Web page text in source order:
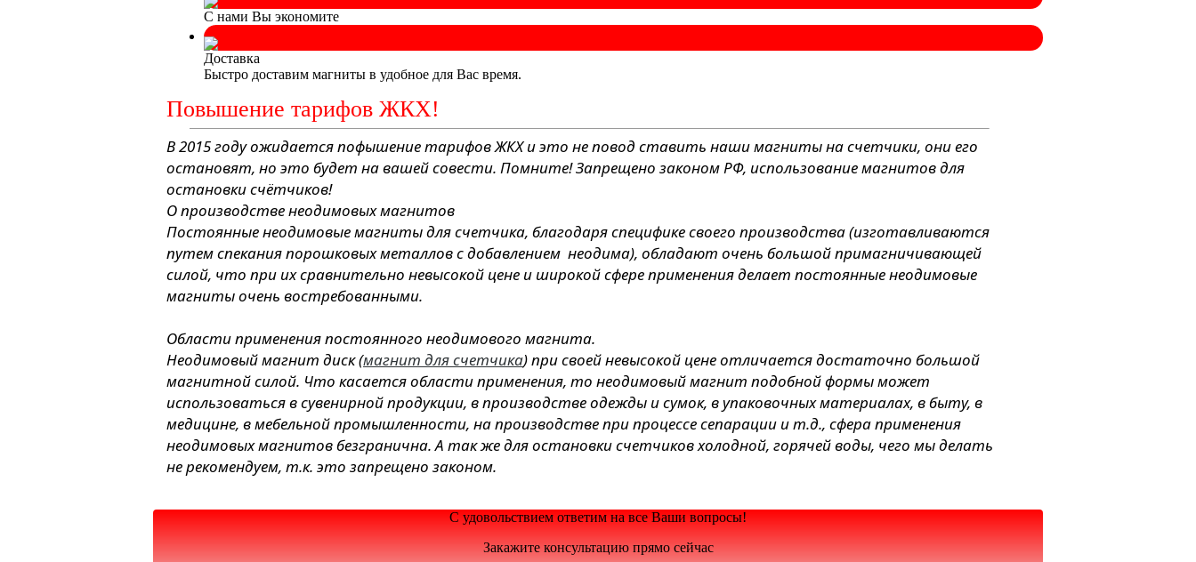
С нами Вы экономите
Доставка
Быстро доставим магниты в удобное для Вас время.
Повышение тарифов ЖКХ!
В 2015 году ожидается пофышение тарифов ЖКХ и это не повод ставить наши магниты на счетчики, они его
остановят, но это будет на вашей совести. Помните! Запрещено законом РФ, использование магнитов для
остановки счётчиков!
О производстве неодимовых магнитов
Постоянные неодимовые магниты для счетчика, благодаря специфике своего производства (изготавливаются
путем спекания порошковых металлов с добавлением неодима), обладают очень большой примагничивающей
силой, что при их сравнительно невысокой цене и широкой сфере применения делает постоянные неодимовые
магниты очень востребованными.
Области применения постоянного неодимового магнита.
Неодимовый магнит диск (магнит для счетчика) при своей невысокой цене отличается достаточно большой
магнитной силой. Что касается области применения, то неодимовый магнит подобной формы может
использоваться в сувенирной продукции, в производстве одежды и сумок, в упаковочных материалах, в быту, в
медицине, в мебельной промышленности, на производстве при процессе сепарации и т.д., сфера применения
неодимовых магнитов безгранична. А так же для остановки счетчиков холодной, горячей воды, чего мы делать
не рекомендуем, т.к. это запрещено законом.
С удовольствием ответим на все Ваши вопросы!
Закажите консультацию прямо сейчас